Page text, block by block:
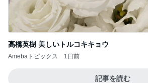
高橋英樹 美しいトルコキキョウ
Amebaトピックス 1日前
記事を読む